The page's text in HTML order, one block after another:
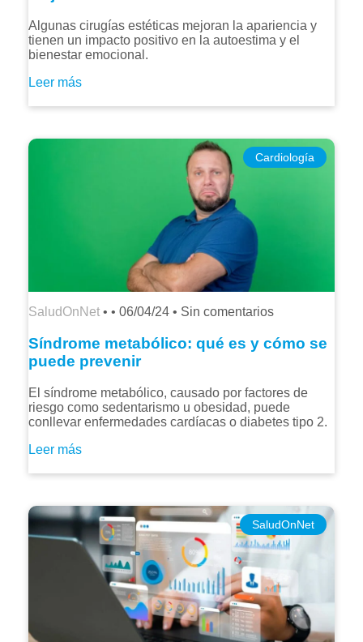
Algunas cirugías estéticas mejoran la apariencia y
tienen un impacto positivo en la autoestima y el
bienestar emocional.
Leer más
Cardiología
SaludOnNet • • 06/04/24 • Sin comentarios
Síndrome metabólico: qué es y cómo se
puede prevenir
El síndrome metabólico, causado por factores de
riesgo como sedentarismo u obesidad, puede
conllevar enfermedades cardíacas o diabetes tipo 2.
Leer más
SaludOnNet